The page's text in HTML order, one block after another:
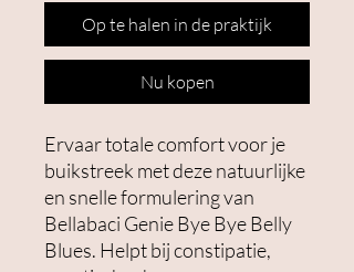
Op te halen in de praktijk
Nu kopen
Ervaar totale comfort voor je
buikstreek met deze natuurlijke
en snelle formulering van
Bellabaci Genie Bye Bye Belly
Blues. Helpt bij constipatie,